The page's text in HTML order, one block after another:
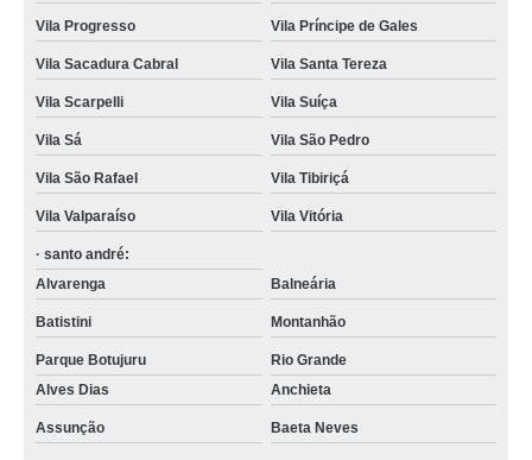
Vila Progresso Vila Príncipe de Gales
Vila Sacadura Cabral Vila Santa Tereza
Vila Scarpelli Vila Suíça
Vila Sá Vila São Pedro
Vila São Rafael Vila Tibiriçá
Vila Valparaíso Vila Vitória
· santo andré:
Alvarenga
Balneária
Batistini Montanhão
Parque Botujuru
Rio Grande
Alves Dias
Anchieta
Assunção Baeta Neves